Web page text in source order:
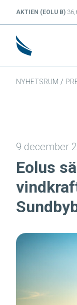
AKTIEN (EOLU B)
NYHETSRUM /
9 december
Eolus